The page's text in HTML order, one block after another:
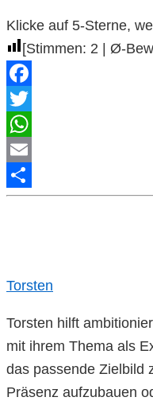
Klicke auf 5-Sterne,
[Stimmen: 2 | Ø-
Facebook
Twitter
WhatsApp
Email
Teilen
Torsten
Torsten hilft
mit ihrem Thema als
das passende Zielbild
Präsenz aufzubauen